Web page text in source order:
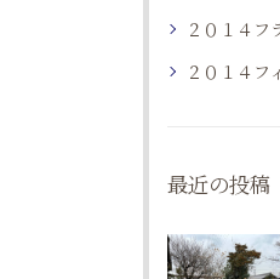
２０１４フ
２０１４フ
最近の投稿